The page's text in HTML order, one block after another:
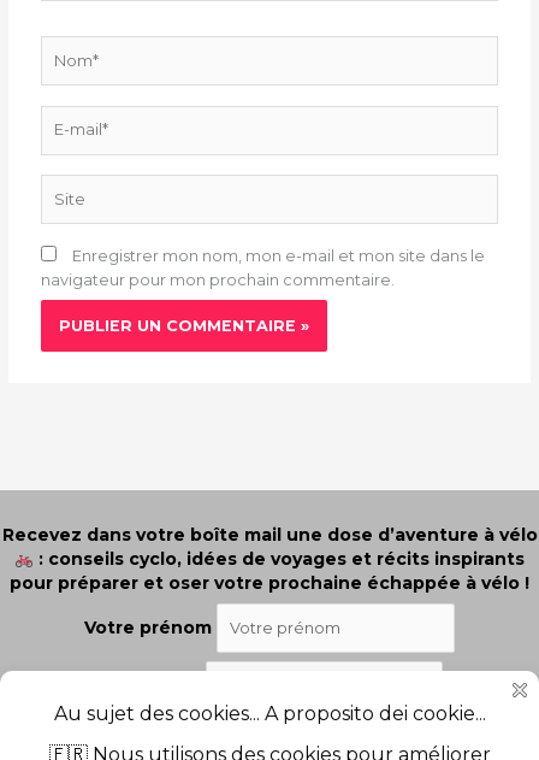
mail*
Enregistrer mon nom, mon e-mail et mon site dans le
navigateur pour mon prochain commentaire.
Recevez dans votre boîte mail une dose d’aventure à vélo
: conseils cyclo, idées de voyages et récits inspirants
pour préparer et oser votre prochaine échappée à vélo !
Votre prénom